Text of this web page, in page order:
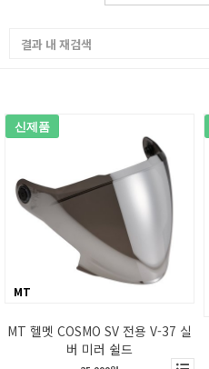
신제품
MT
MT 헬멧 COSMO SV 전용 V-37 실
버 미러 쉴드